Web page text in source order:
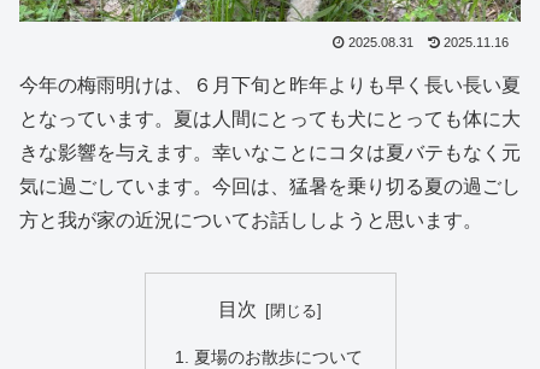
2025.08.31 2025.11.16
今年の梅雨明けは、６月下旬と昨年よりも早く長い長い夏
となっています。夏は人間にとっても犬にとっても体に大
きな影響を与えます。幸いなことにコタは夏バテもなく元
気に過ごしています。今回は、猛暑を乗り切る夏の過ごし
方と我が家の近況についてお話ししようと思います。
目次
夏場のお散歩について